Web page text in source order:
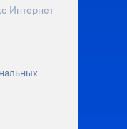
Интернет